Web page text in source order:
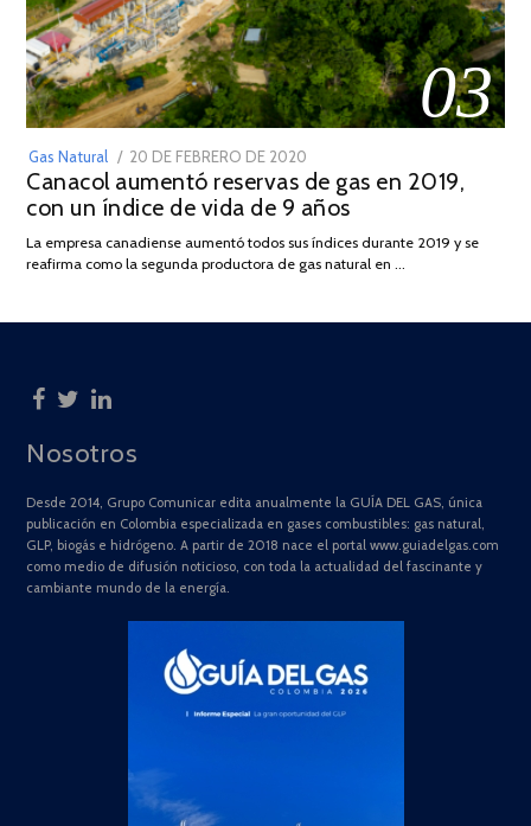
03
Gas Natural
POSTED
ON
20 DE FEBRERO DE 2020
DE
JULIO
2025
Canacol aumentó reservas de gas en 2019,
con un índice de vida de 9 años
La empresa canadiense aumentó todos sus índices durante 2019 y se
reafirma como la segunda productora de gas natural en …
Nosotros
Desde 2014, Grupo Comunicar edita anualmente la GUÍA DEL GAS, única
publicación en Colombia especializada en gases combustibles: gas natural,
GLP, biogás e hidrógeno. A partir de 2018 nace el portal www.guiadelgas.com
como medio de difusión noticioso, con toda la actualidad del fascinante y
cambiante mundo de la energía.